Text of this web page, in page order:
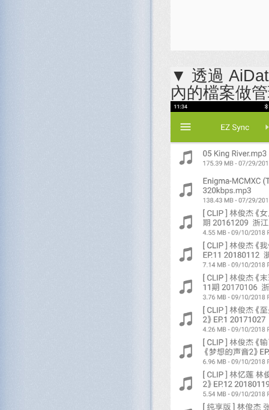
▼ 透過
內的檔案做